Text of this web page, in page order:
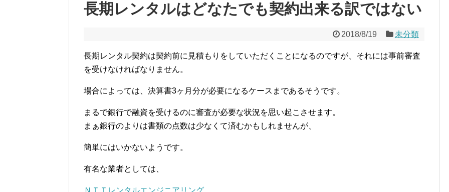
長期レンタルはどなたでも契約出来る訳ではない
2018/8/19 未分類
長期レンタル契約は契約前に見積もりをしていただくことになるのですが、それには事前審査
を受けなければなりません。
場合によっては、決算書3ヶ月分が必要になるケースまであるそうです。
まるで銀行で融資を受けるのに審査が必要な状況を思い起こさせます。
まぁ銀行のよりは書類の点数は少なくて済むかもしれませんが、
簡単にはいかないようです。
有名な業者としては、